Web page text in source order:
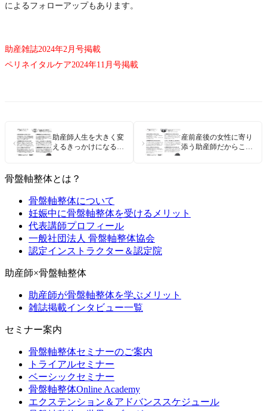
によるフォローアップもあります。
助産雑誌2024年2月号掲載
ペリネイタルケア2024年11月号掲載
‹
助産師人生を大きく変
えるきっかけになる整
産前産後の女性に寄り
添う助産師だからこそ
›
骨盤軸整体とは？
骨盤軸整体について
妊娠中に骨盤軸整体を受けるメリット
代表講師プロフィール
一般社団法人 骨盤軸整体協会
認定インストラクター＆認定院
助産師×骨盤軸整体
助産師が骨盤軸整体を学ぶメリット
雑誌掲載インタビュー一覧
セミナー案内
骨盤軸整体セミナーのご案内
トライアルセミナー
ベーシックセミナー
骨盤軸整体Online Academy
エクステンション＆アドバンススケジュール